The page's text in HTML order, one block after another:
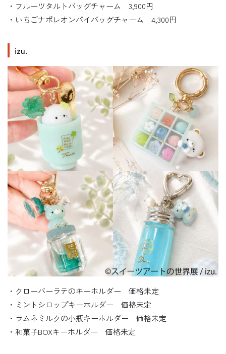
・フルーツタルトバッグチャーム 3,900円
・いちごナポレオンパイバッグチャーム 4,300円
izu.
・クローバーラテのキーホルダー 価格未定
・ミントシロップキーホルダー 価格未定
・ラムネミルクの小瓶キーホルダー 価格未定
・和菓子BOXキーホルダー 価格未定